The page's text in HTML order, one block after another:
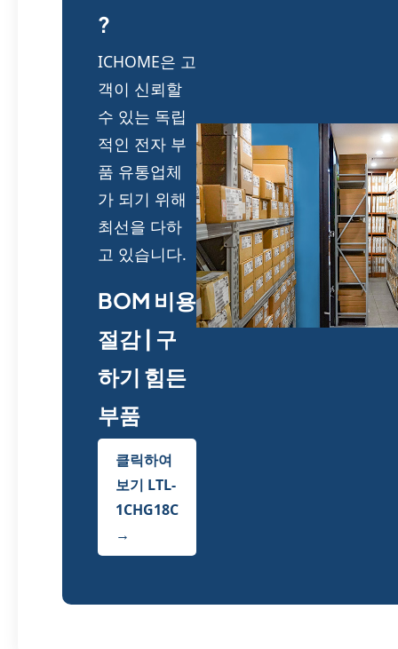
?
ICHOME은 고
객이 신뢰할
수 있는 독립
적인 전자 부
품 유통업체
가 되기 위해
최선을 다하
고 있습니다.
BOM 비용
절감 | 구
하기 힘든
부품
클릭하여
보기 LTL-
1CHG18C
→